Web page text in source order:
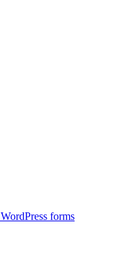
WordPress forms